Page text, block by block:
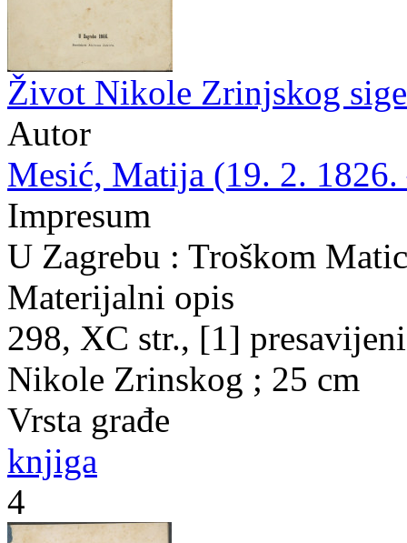
Život Nikole Zrinjskog
Autor
Mesić, Matija (19. 2.
Impresum
U Zagrebu : Troškom
Materijalni opis
298, XC str., [1]
Nikole Zrinskog ; 25 cm
Vrsta građe
knjiga
4